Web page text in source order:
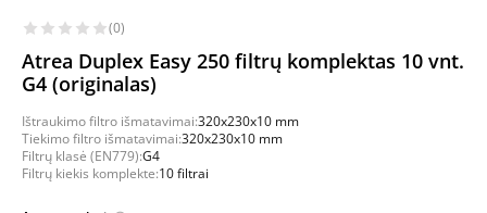
(0)
Atrea Duplex Easy 250 filtrų komplektas 10 vnt.
G4 (originalas)
Ištraukimo filtro išmatavimai:320x230x10 mm
Tiekimo filtro išmatavimai:320x230x10 mm
Filtrų klasė (EN779):G4
Filtrų kiekis komplekte:10 filtrai